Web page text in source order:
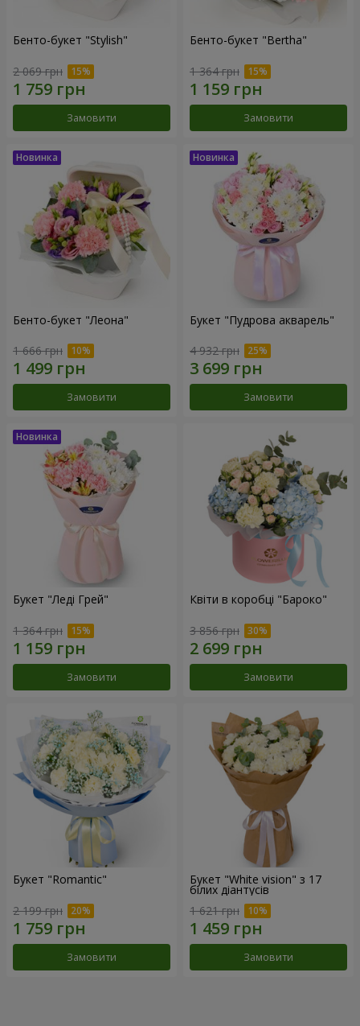
Бенто-букет "Stylish"
2 069 грн
Замовити
Бенто-букет "Bertha"
1 364 грн
Замовити
Бенто-букет "Леона"
1 666 грн
Замовити
Букет "Пудрова акварель"
4 932 грн
Замовити
Букет "Леді Грей"
1 364 грн
Замовити
Квіти в коробці "Бароко"
3 856 грн
Замовити
Букет "Romantic"
2 199 грн
Замовити
Букет "White vision" з 17
білих діантусів
1 621 грн
Замовити